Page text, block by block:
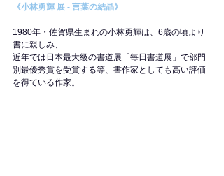
《小林勇輝 展 - 言葉の結晶》
1980年・佐賀県生まれの小林勇輝は、6歳の頃より
書に親しみ、
近年では日本最大級の書道展「毎日書道展」で部門
別最優秀賞を受賞する等、書作家としても高い評価
を得ている作家。